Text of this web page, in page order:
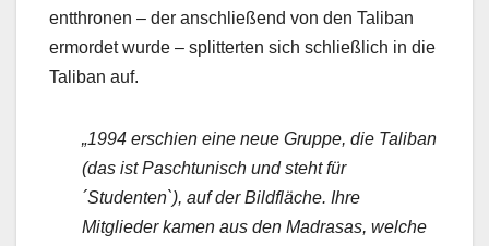
entthronen – der anschließend von den Taliban
ermordet wurde – splitterten sich schließlich in die
Taliban auf.
„1994 erschien eine neue Gruppe, die Taliban
(das ist Paschtunisch und steht für
´Studenten`), auf der Bildfläche. Ihre
Mitglieder kamen aus den Madrasas, welche